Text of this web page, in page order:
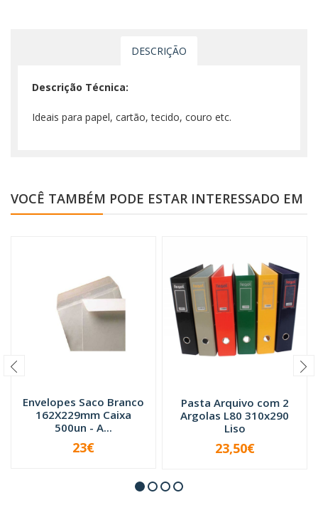
DESCRIÇÃO
Descrição Técnica:
Ideais para papel, cartão, tecido, couro etc.
VOCÊ TAMBÉM PODE ESTAR INTERESSADO EM
Envelopes Saco Branco
162X229mm Caixa
500un - A...
+
23€
Pasta Arquivo com 2
Argolas L80 310x290
Liso
VER OPÇÕES
23,50€